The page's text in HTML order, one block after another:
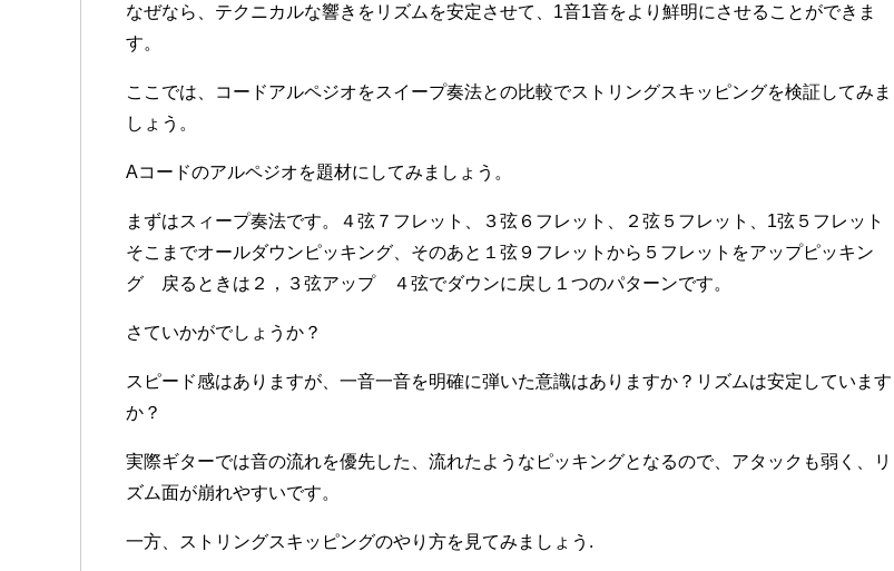
なぜなら、テクニカルな響きをリズムを安定させて、1音1音をより鮮明にさせることができま
す。
ここでは、コードアルペジオをスイープ奏法との比較でストリングスキッピングを検証してみま
しょう。
Aコードのアルペジオを題材にしてみましょう。
まずはスィープ奏法です。４弦７フレット、３弦６フレット、２弦５フレット、1弦５フレット
そこまでオールダウンピッキング、そのあと１弦９フレットから５フレットをアップピッキン
グ 戻るときは２，３弦アップ ４弦でダウンに戻し１つのパターンです。
さていかがでしょうか？
スピード感はありますが、一音一音を明確に弾いた意識はありますか？リズムは安定しています
か？
実際ギターでは音の流れを優先した、流れたようなピッキングとなるので、アタックも弱く、リ
ズム面が崩れやすいです。
一方、ストリングスキッピングのやり方を見てみましょう.